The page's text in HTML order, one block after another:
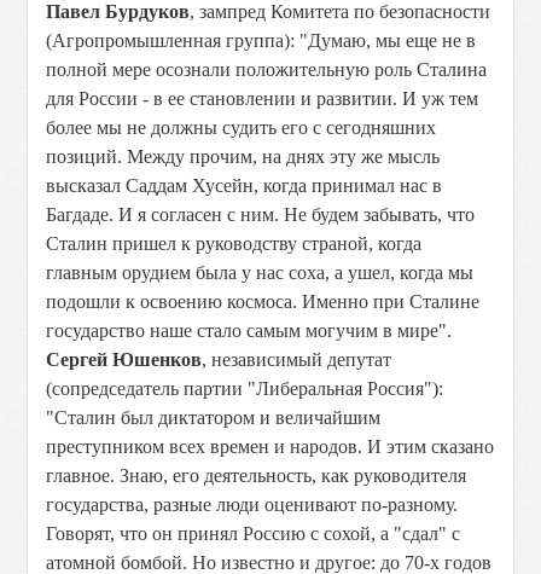
Павел Бурдуков, зампред Комитета по безопасности
(Агропромышленная группа): "Думаю, мы еще не в
полной мере осознали положительную роль Сталина
для России - в ее становлении и развитии. И уж тем
более мы не должны судить его с сегодняшних
позиций. Между прочим, на днях эту же мысль
высказал Саддам Хусейн, когда принимал нас в
Багдаде. И я согласен с ним. Не будем забывать, что
Сталин пришел к руководству страной, когда
главным орудием была у нас соха, а ушел, когда мы
подошли к освоению космоса. Именно при Сталине
государство наше стало самым могучим в мире".
Сергей Юшенков, независимый депутат
(сопредседатель партии "Либеральная Россия"):
"Сталин был диктатором и величайшим
преступником всех времен и народов. И этим сказано
главное. Знаю, его деятельность, как руководителя
государства, разные люди оценивают по-разному.
Говорят, что он принял Россию с сохой, а "сдал" с
атомной бомбой. Но известно и другое: до 70-х годов